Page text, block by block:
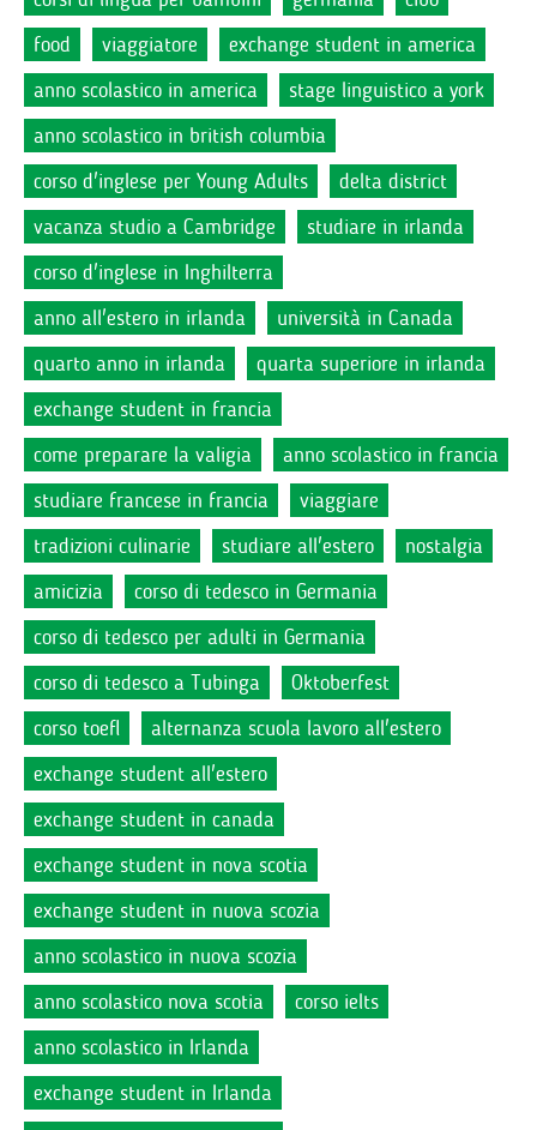
food
viaggiatore
exchange student in america
anno scolastico in america
stage linguistico a york
anno scolastico in british columbia
corso d'inglese per Young Adults
delta district
vacanza studio a Cambridge
studiare in irlanda
corso d'inglese in Inghilterra
anno all'estero in irlanda
università in Canada
quarto anno in irlanda
quarta superiore in irlanda
exchange student in francia
come preparare la valigia
anno scolastico in francia
studiare francese in francia
viaggiare
tradizioni culinarie
studiare all'estero
nostalgia
amicizia
corso di tedesco in Germania
corso di tedesco per adulti in Germania
corso di tedesco a Tubinga
Oktoberfest
corso toefl
alternanza scuola lavoro all'estero
exchange student all'estero
exchange student in canada
exchange student in nova scotia
exchange student in nuova scozia
anno scolastico in nuova scozia
anno scolastico nova scotia
corso ielts
anno scolastico in Irlanda
exchange student in Irlanda